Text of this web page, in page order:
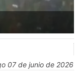
07 de junio de 2026